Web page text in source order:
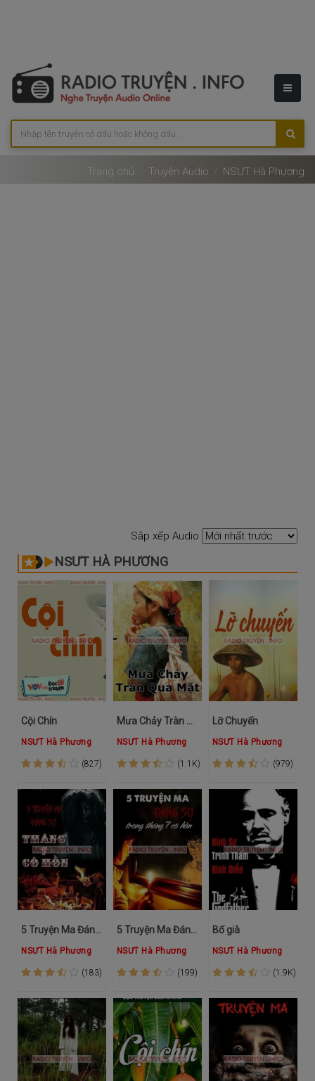
Trang chủ Truyện Audio NSƯT Hà Phương
Sắp xếp Audio
NSƯT HÀ PHƯƠNG
Cội Chín
NSƯT Hà Phương
(827)
Mưa Chảy Tràn Qua Mặt
NSƯT Hà Phương
(1.1K)
Lỡ Chuyến
NSƯT Hà Phương
(979)
5 Truyện Ma Đáng Nghe Vào Tháng 7 Cô Hồn
NSƯT Hà Phương
(183)
5 Truyện Ma Đáng Sợ Trong Tháng 7 Cô Hồn
NSƯT Hà Phương
(199)
Bố già
NSƯT Hà Phương
(1.9K)